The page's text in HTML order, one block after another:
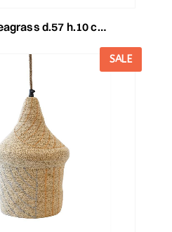
h.10 cm -sea- naturale/nero
SALE